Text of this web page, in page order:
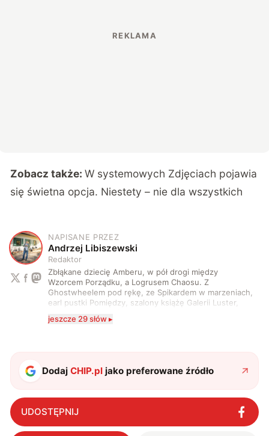
Zobacz także:W systemowych Zdjęciach pojawia
się świetna opcja. Niestety – nie dla wszystkich
A
NAPISANE PRZEZ
Andrzej Libiszewski
Redaktor
Zbłąkane dziecię Amberu, w pół drogi między
Wzorcem Porządku, a Logrusem Chaosu. Z
Ghostwheelem pod rękę, ze Spikardem w marzeniach,
earl pustki Pomiędzy, szalony książę Galerii Luster,
serio? Pisaniem o szeroko pojętej technice o zajmuję
i gram w gry :)
jeszcze 29 słów ▸
DodajCHIP.pl jako preferowane źródło
UDOSTĘPNIJ